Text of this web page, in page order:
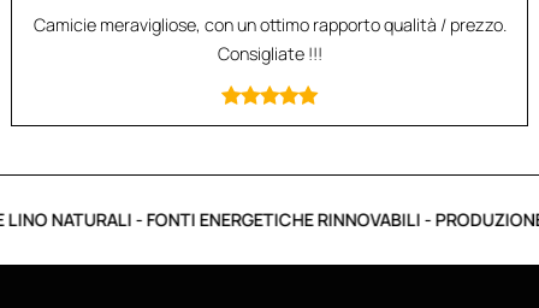
Camicie meravigliose, con un ottimo rapporto qualità / prezzo.
Consigliate !!!
NATURALI - FONTI ENERGETICHE RINNOVABILI -